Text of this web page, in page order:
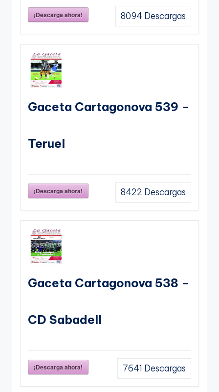
¡Descarga ahora! 8094 Descargas
Gaceta Cartagonova 539 –
Teruel
¡Descarga ahora! 8422 Descargas
Gaceta Cartagonova 538 –
CD Sabadell
¡Descarga ahora! 7641 Descargas